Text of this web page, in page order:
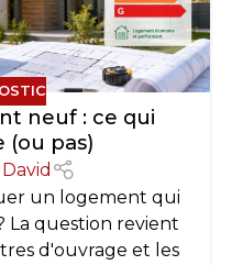
neuf : ce qui
(ou pas)
un logement qui
La question revient
d'ouvrage et les